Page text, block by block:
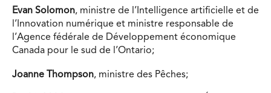
Evan Solomon, ministre de l’Intelligence artificielle et de
l’Innovation numérique et ministre responsable de
l’Agence fédérale de Développement économique
Canada pour le sud de l’Ontario;
Joanne Thompson, ministre des Pêches;